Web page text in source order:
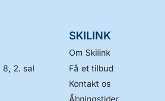
8, 2. sal
SKILINK
Om Skilink
Få et tilbud
Kontakt os